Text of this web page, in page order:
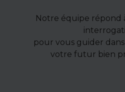
Notre équipe répond
pour vous guider
votre futur bien